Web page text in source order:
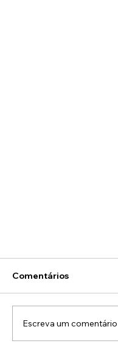
Comentários
Escreva um comentário